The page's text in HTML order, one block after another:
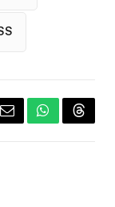
EmailWhatsApp